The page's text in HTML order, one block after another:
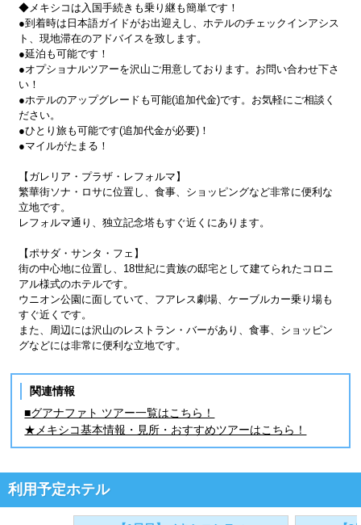
◆メキシコは入国手続きも乗り継も簡単です！
●到着時は日本語ガイドがお出迎えし、ホテルのチェックインアシス
ト、現地滞在のアドバイスを致します。
●延泊も可能です！
●オプショナルツアーを沢山ご用意しております。お問い合わせ下さ
い！
●ホテルのアップグレードも可能(追加代金)です。お気軽にご相談く
ださい。
●ひとり旅も可能です(追加代金が必要)！
●マイルがたまる！
【ガレリア・プラザ・レフォルマ】
繁華街ソナ・ロサに位置し、食事、ショッピングなど非常に便利な
立地です。
レフォルマ通り、独立記念塔もすぐ近くにあります。
【ポサダ・サンタ・フェ】
街の中心地に位置し、18世紀に貴族の邸宅として建てられたコロニ
アル様式のホテルです。
ウニオン公園に面していて、フアレス劇場、ケーブルカー乗り場も
すぐ近くです。
また、周辺には沢山のレストラン・バーがあり、食事、ショッピン
グなどには非常に便利な立地です。
関連情報
■グアナファト ツアー一覧はこちら！
★メキシコ基本情報・見所・おすすめツアーはこちら！
利用予定ホテル